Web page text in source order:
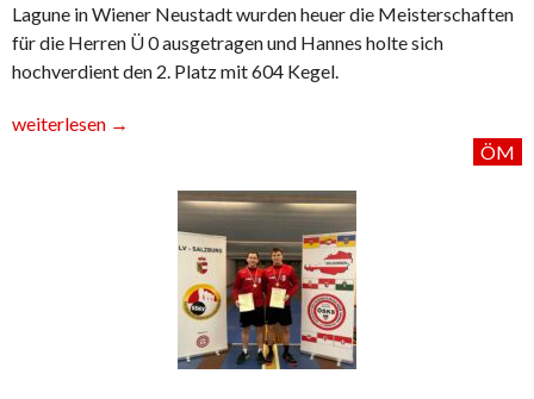
Lagune in Wiener Neustadt wurden heuer die Meisterschaften
für die Herren Ü 0 ausgetragen und Hannes holte sich
hochverdient den 2. Platz mit 604 Kegel.
„Arnold
weiterlesen →
ÖM